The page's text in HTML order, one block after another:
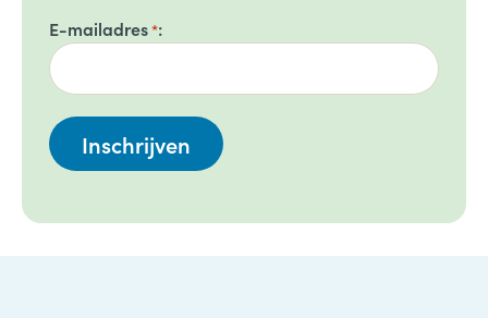
E-mailadres*